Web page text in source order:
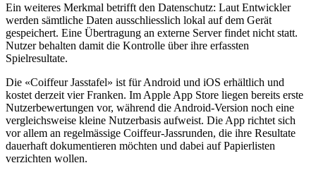
Ein weiteres Merkmal betrifft den Datenschutz: Laut Entwickler
werden sämtliche Daten ausschliesslich lokal auf dem Gerät
gespeichert. Eine Übertragung an externe Server findet nicht statt.
Nutzer behalten damit die Kontrolle über ihre erfassten
Spielresultate.
Die «Coiffeur Jasstafel» ist für Android und iOS erhältlich und
kostet derzeit vier Franken. Im Apple App Store liegen bereits erste
Nutzerbewertungen vor, während die Android-Version noch eine
vergleichsweise kleine Nutzerbasis aufweist. Die App richtet sich
vor allem an regelmässige Coiffeur-Jassrunden, die ihre Resultate
dauerhaft dokumentieren möchten und dabei auf Papierlisten
verzichten wollen.